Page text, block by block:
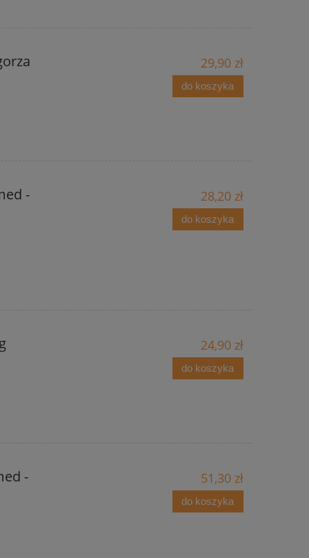
29,90 zł
do koszyka
- 28,20 zł
do koszyka
24,90 zł
do koszyka
- 51,30 zł
do koszyka